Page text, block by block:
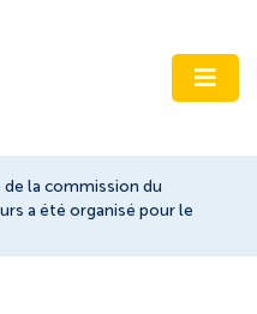
de la commission du
a été organisé pour le